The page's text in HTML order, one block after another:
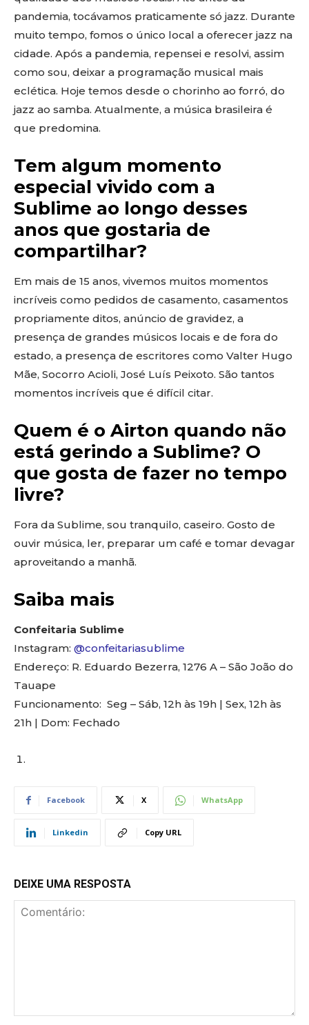
pandemia, tocávamos praticamente só jazz. Durante
muito tempo, fomos o único local a oferecer jazz na
cidade. Após a pandemia, repensei e resolvi, assim
como sou, deixar a programação musical mais
eclética. Hoje temos desde o chorinho ao forró, do
jazz ao samba. Atualmente, a música brasileira é
que predomina.
Tem algum momento
especial vivido com a
Sublime ao longo desses
anos que gostaria de
compartilhar?
Em mais de 15 anos, vivemos muitos momentos
incríveis como pedidos de casamento, casamentos
propriamente ditos, anúncio de gravidez, a
presença de grandes músicos locais e de fora do
estado, a presença de escritores como Valter Hugo
Mãe, Socorro Acioli, José Luís Peixoto. São tantos
momentos incríveis que é difícil citar.
Quem é o Airton quando não
está gerindo a Sublime? O
que gosta de fazer no tempo
livre?
Fora da Sublime, sou tranquilo, caseiro. Gosto de
ouvir música, ler, preparar um café e tomar devagar
aproveitando a manhã.
Saiba mais
Confeitaria Sublime
Instagram: @confeitariasublime
Endereço: R. Eduardo Bezerra, 1276 A – São João do
Tauape
Funcionamento: Seg – Sáb, 12h às 19h | Sex, 12h às
21h | Dom: Fechado
Facebook X WhatsApp
Linkedin Copy URL
DEIXE UMA RESPOSTA